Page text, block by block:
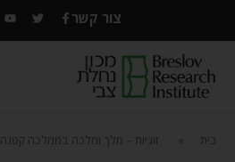
צור קשר
בית זוגיות – מלך ומלכה בממלכה קטנה